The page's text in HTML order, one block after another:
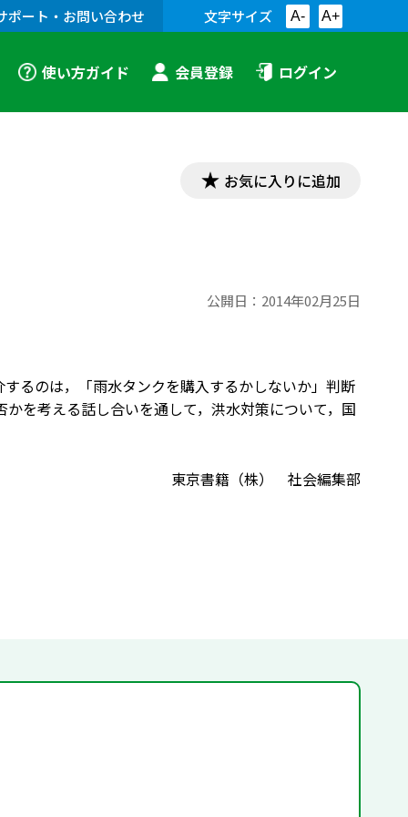
ポート・お問い合わせ 文字サイズ A- A+
使い方ガイド 会員登録 ログイン
お気に入りに追加
公開日： 2014年02月25日
るのは，「雨水タンクを購入するかしないか」判断
を考える話し合いを通して，洪水対策について，国
東京書籍（株） 社会編集部